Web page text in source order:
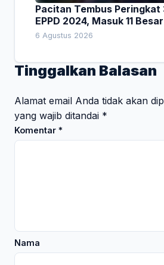
Pacitan Tembus Peringkat
EPPD 2024, Masuk 11
6 Agustus 2026
Tinggalkan Balasan
Alamat email Anda tidak akan
yang wajib ditandai *
Komentar *
Nama